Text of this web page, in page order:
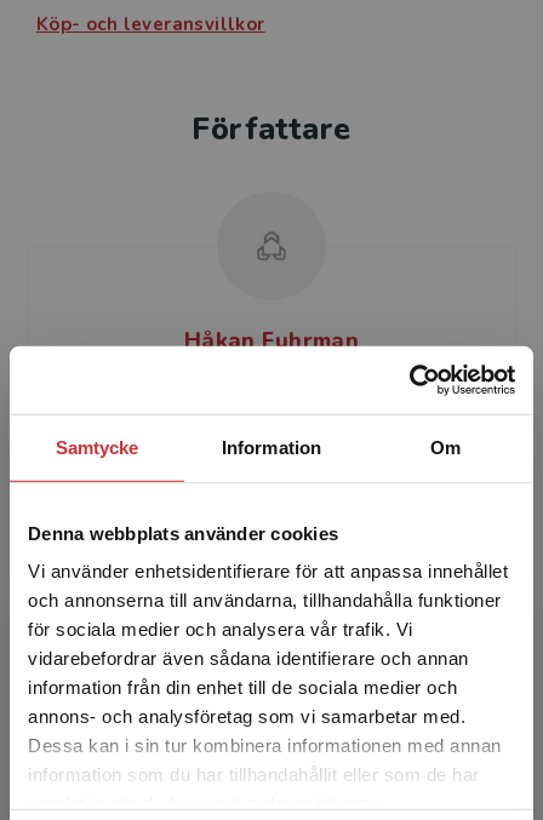
Samtycke Information Om
Denna webbplats använder cookies
Vi använder enhetsidentifierare för att anpassa innehållet
och annonserna till användarna, tillhandahålla funktioner
för sociala medier och analysera vår trafik. Vi
vidarebefordrar även sådana identifierare och annan
information från din enhet till de sociala medier och
annons- och analysföretag som vi samarbetar med.
Dessa kan i sin tur kombinera informationen med annan
information som du har tillhandahållit eller som de har
Begränsad fraktregion
Det verkar som att du besöker
Köp- och leveransvillkor
Författare
Håkan Fuhrman
Håkan Fuhrman har mångårig erfarenhet som
Umeå universitet. Han är även författare till
Trafiknykterh...
Michael Löfdahl
Michael Löfdahl har en bakgrund som lärare vid